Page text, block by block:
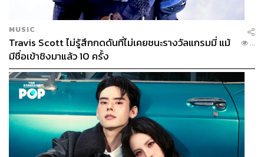
MUSIC
Travis Scott ไม่รู้สึกกดดันที่ไม่เคยชนะรางวัลแกรมมี่ แม้
มีชื่อเข้าชิงมาแล้ว 10 ครั้ง
...